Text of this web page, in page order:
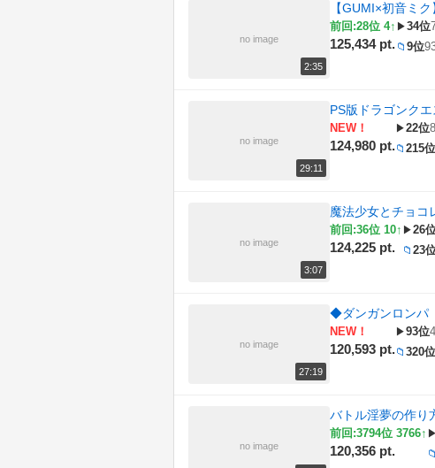
no image
2:35
【GUMI×初音ミ
前回:28位 4↑
125,434 pt.
▶34位
📁 9位
no image
29:11
PS版ドラゴンク
NEW！
124,980 pt.
▶22位
📁 215位
no image
3:07
魔法少女とチョコ
前回:36位 10↑
124,225 pt.
▶26
📁 23
no image
27:19
◆ダンガンロン
NEW！
120,593 pt.
▶93位
📁 320位
no image
バトル淫夢の作り
前回:3794位 3766↑
120,356 pt.
▶
📁